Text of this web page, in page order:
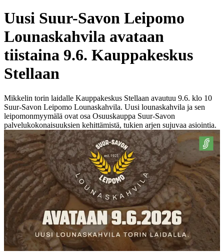
Uusi Suur-Savon Leipomo
Lounaskahvila avataan
tiistaina 9.6. Kauppakeskus
Stellaan
Mikkelin torin laidalle Kauppakeskus Stellaan avautuu 9.6. klo 10
Suur-Savon Leipomo Lounaskahvila. Uusi lounaskahvila ja sen
leipomonmyymälä ovat osa Osuuskauppa Suur-Savon
palvelukokonaisuuksien kehittämistä, tukien arjen sujuvaa asiointia.